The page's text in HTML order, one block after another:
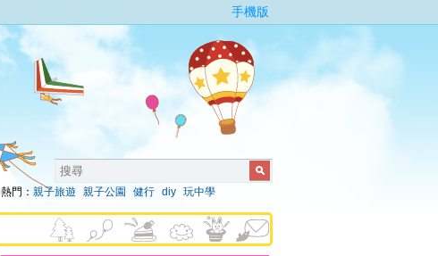
手機版
熱門： 親子旅遊 親子公園 健行 diy 玩中學